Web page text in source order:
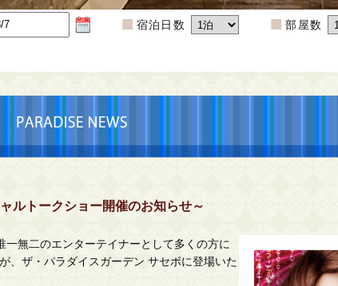
宿泊日数 部屋数
ルトークショー開催のお知らせ～
一無二のエンターテイナーとして多くの方に
、ザ・パラダイスガーデン サセボに登場いた